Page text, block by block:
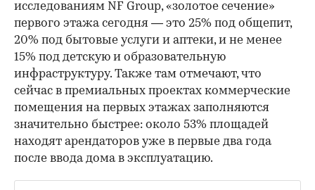
исследованиям NF Group, «золотое сечение»
первого этажа сегодня — это 25% под общепит,
20% под бытовые услуги и аптеки, и не менее
15% под детскую и образовательную
инфраструктуру. Также там отмечают, что
сейчас в премиальных проектах коммерческие
помещения на первых этажах заполняются
значительно быстрее: около 53% площадей
находят арендаторов уже в первые два года
после ввода дома в эксплуатацию.